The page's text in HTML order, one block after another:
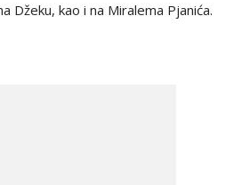
Džeku, kao i na Miralema Pjanića.